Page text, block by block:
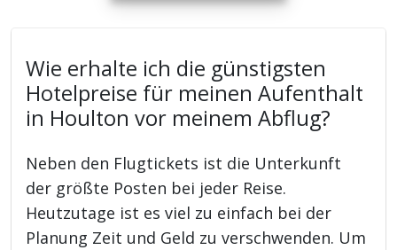
Wie erhalte ich die günstigsten
Hotelpreise für meinen Aufenthalt
in Houlton vor meinem Abflug?
Neben den Flugtickets ist die Unterkunft
der größte Posten bei jeder Reise.
Heutzutage ist es viel zu einfach bei der
Planung Zeit und Geld zu verschwenden. Um